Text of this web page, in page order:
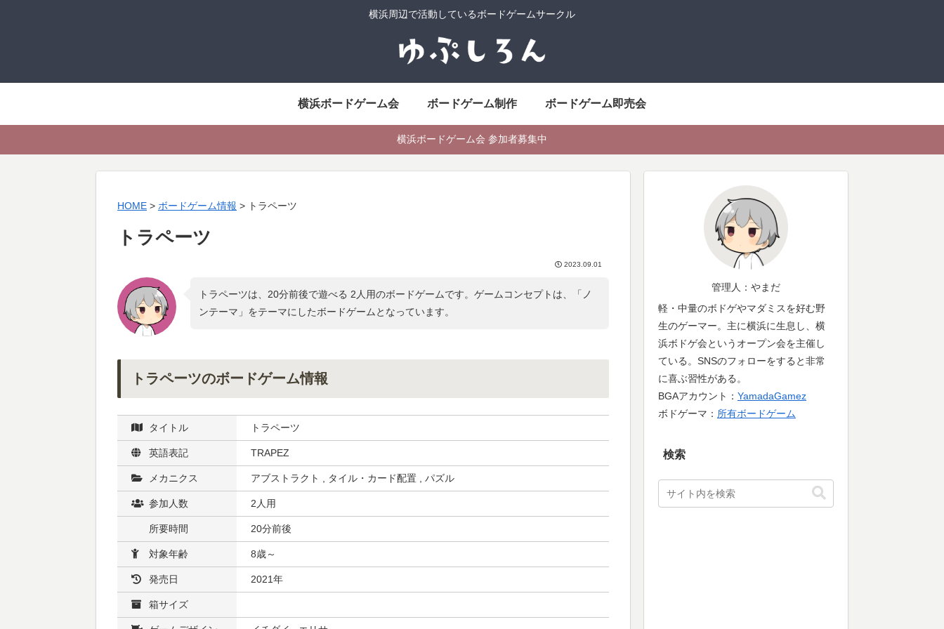
横浜周辺で活動しているボードゲームサークル
横浜ボードゲーム会 ボードゲーム制作 ボードゲーム即売会
横浜ボードゲーム会 参加者募集中
HOME > ボードゲーム情報 > トラペーツ
トラペーツ
2023.09.01
トラペーツは、20分前後で遊べる 2人用のボードゲームです。ゲームコンセプトは、「 ノ
ンテーマ 」をテーマにしたボードゲームとなっています。
トラペーツのボードゲーム情報
タイトル トラペーツ
英語表記 TRAPEZ
メカニクス アブストラクト , タイル・カード配置 , パズル
参加人数 2人用
所要時間 20分前後
対象年齢 8歳～
発売日 2021年
箱サイズ
管理人：やまだ
軽・中量のボドゲやマダミスを好む野
生のゲーマー。主に横浜に生息し、横
浜ボドゲ会というオープン会を主催し
ている。SNSのフォローをすると非常
に喜ぶ習性がある。
BGAアカウント： YamadaGamez
ボドゲーマ： 所有ボードゲーム
検索